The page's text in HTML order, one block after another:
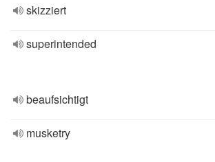
skizziert
superintended
beaufsichtigt
musketry